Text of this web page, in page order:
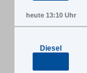
heute 13:10 Uhr
Diesel